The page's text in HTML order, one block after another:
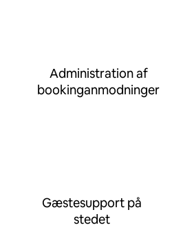
Administration af
bookinganmodninger
Gæstesupport på
stedet